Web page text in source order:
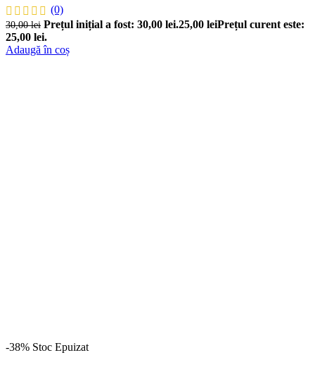
(0)
30,00lei Prețul inițial a fost: 30,00 lei.25,00 leiPrețul curent este:
25,00 lei.
Adaugă în coș
-38% Stoc Epuizat